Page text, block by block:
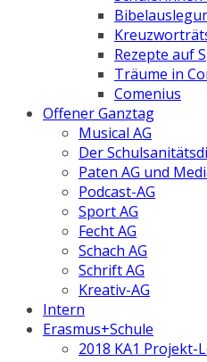
Rezepte auf
Träume in
Comenius
Offener Ganztag
Musical AG
Der
Paten AG und
Podcast-AG
Sport AG
Fecht AG
Schach AG
Schrift AG
Kreativ-AG
Intern
Erasmus+Schule
2018 KA1